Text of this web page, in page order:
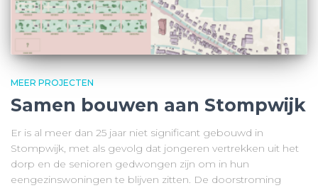
MEER PROJECTEN
Samen bouwen aan Stompwijk
Er is al meer dan 25 jaar niet significant gebouwd in
Stompwijk, met als gevolg dat jongeren vertrekken uit het
dorp en de senioren gedwongen zijn om in hun
eengezinswoningen te blijven zitten. De doorstroming